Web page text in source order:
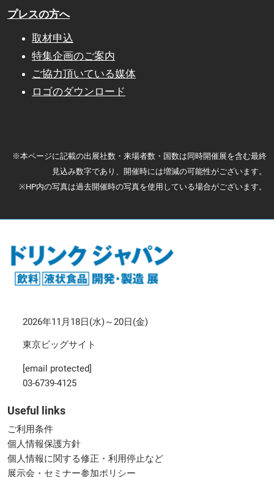
プレスの方へ
取材申込
特集企画のご案内
ご協力頂いている媒体
ロゴのダウンロード
※本ページに記載の出展社数・来場者数・国数は同時開催展を含む最終
見込み数字であり、開催時には増減の可能性がございます。
※HP内の写真は過去開催時の写真を使用している場合がございます。
2026年11月18日(水)～20日(金)
東京ビッグサイト
[email protected]
03-6739-4125
Useful links
ご利用条件
個人情報保護方針
個人情報に関する修正・利用停止など
展示会・セミナー参加ポリシー